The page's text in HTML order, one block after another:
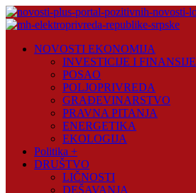
Skip
to
Plus
NOVOSTI EKONOMIJA
INVESTICIJE I FINANSIJE
POSAO
POLJOPRIVREDA
GRAĐEVINARSTVO
PRAVNA PITANJA
ENERGETIKA
EKOLOGIJA
Politika +
DRUŠTVO
LIČNOSTI
DEŠAVANJA